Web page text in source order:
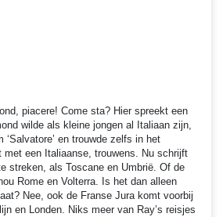
piacere! Come sta? Hier spreekt een
wilde als kleine jongen al Italiaan zijn,
‘Salvatore’ en trouwde zelfs in het
met een Italiaanse, trouwens. Nu schrijft
streken, als Toscane en Umbrië. Of de
Rome en Volterra. Is het dan alleen
Nee, ook de Franse Jura komt voorbij
en Londen. Niks meer van Ray’s reisjes